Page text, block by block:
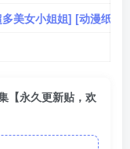
美女小姐姐] [动漫纸
【永久更新贴，欢